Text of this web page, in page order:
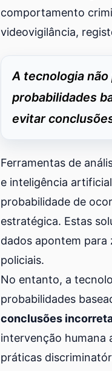
comportamento
videovigilância,
A tecnologia
probabilidades
evitar
Ferramentas de
e inteligência
probabilidade de
estratégica. Estas
dados apontem para
policiais.
No entanto, a
probabilidades
conclusões
intervenção humana
práticas